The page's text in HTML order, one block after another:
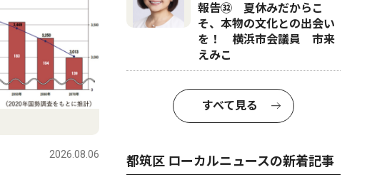
2026.08.06 都筑区 2026.08.06
報告㉜ 夏休みだからこ
そ、本物の文化との出会い
を！ 横浜市会議員 市来
えみこ
すべて見る
都筑区 ローカルニュースの新着記事